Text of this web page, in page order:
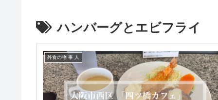
ハンバーグとエビフライ
外食の物 事 人